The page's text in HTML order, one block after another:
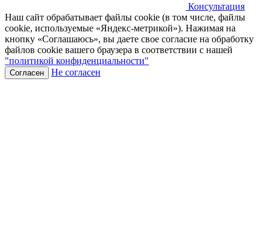
Консультация
Наш сайт обрабатывает файлы cookie (в том числе, файлы
cookie, используемые «Яндекс-метрикой»). Нажимая на
кнопку «Соглашаюсь», вы даете свое согласие на обработку
файлов cookie вашего браузера в соответствии с нашей
"политикой конфиденциальности"
Согласен Не согласен